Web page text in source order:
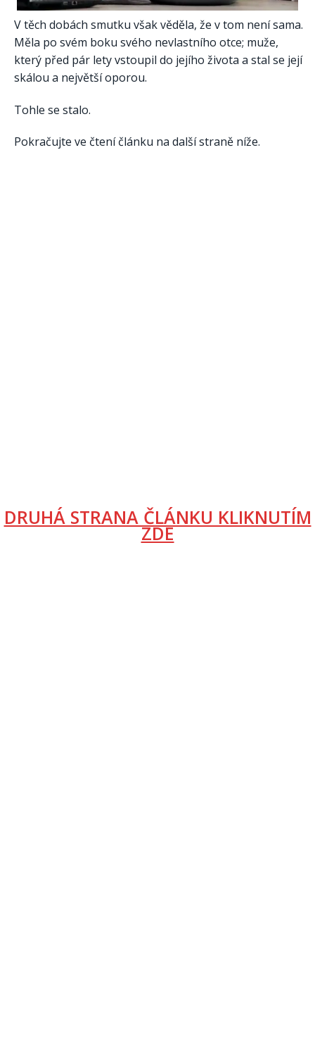
V těch dobách smutku však věděla, že v tom není sama.
Měla po svém boku svého nevlastního otce; muže,
který před pár lety vstoupil do jejího života a stal se její
skálou a největší oporou.
Tohle se stalo.
Pokračujte ve čtení článku na další straně níže.
DRUHÁ STRANA ČLÁNKU KLIKNUTÍM
ZDE